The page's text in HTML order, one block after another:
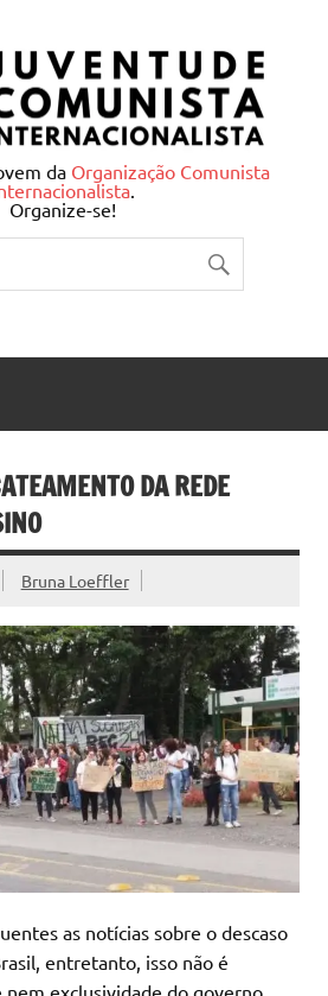
Comunista
da Organização Comunista
.
Organize-se!
DA REDE
Bruna Loeffler
as notícias sobre o descaso
entretanto, isso não é
nem exclusividade do governo